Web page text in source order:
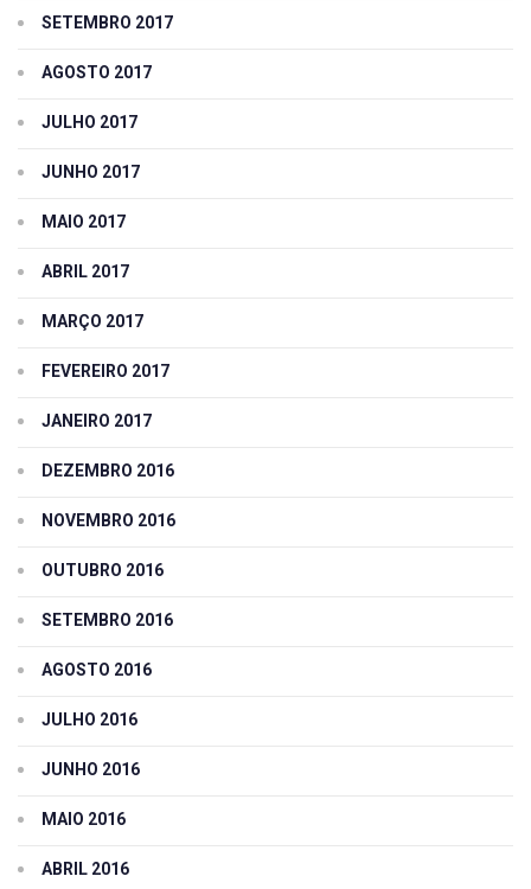
SETEMBRO 2017
AGOSTO 2017
JULHO 2017
JUNHO 2017
MAIO 2017
ABRIL 2017
MARÇO 2017
FEVEREIRO 2017
JANEIRO 2017
DEZEMBRO 2016
NOVEMBRO 2016
OUTUBRO 2016
SETEMBRO 2016
AGOSTO 2016
JULHO 2016
JUNHO 2016
MAIO 2016
ABRIL 2016